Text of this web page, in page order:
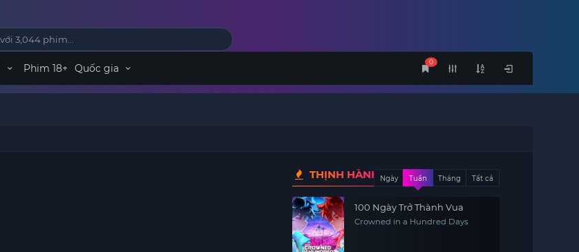
0
Phim 18+ Quốc gia
THỊNH HÀNHNgày Tuần Tháng Tất cả
100 Ngày Trở Thành Vua
Crowned in a Hundred Days